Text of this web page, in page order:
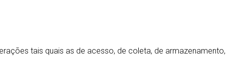
tais quais as de acesso, de coleta, de armazenamento,